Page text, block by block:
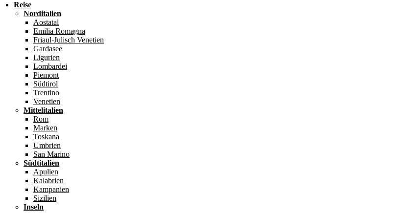
Reise
Norditalien
Aostatal
Emilia Romagna
Friaul-Julisch Venetien
Gardasee
Ligurien
Lombardei
Piemont
Südtirol
Trentino
Venetien
Mittelitalien
Rom
Marken
Toskana
Umbrien
San Marino
Südtitalien
Apulien
Kalabrien
Kampanien
Sizilien
Inseln